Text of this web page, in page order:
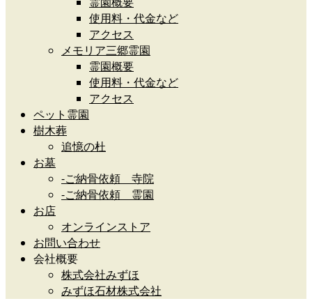
使用料・代金など
アクセス
メモリア三郷霊園
霊園概要
使用料・代金など
アクセス
ペット霊園
樹木葬
追憶の杜
お墓
-ご納骨依頼 寺院
-ご納骨依頼 霊園
お店
オンラインストア
お問い合わせ
会社概要
株式会社みずほ
みずほ石材株式会社